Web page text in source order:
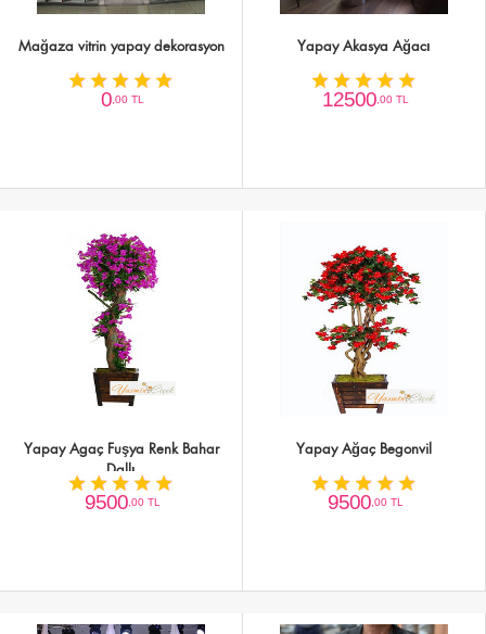
Mağaza vitrin yapay dekorasyon
0,00 TL
Yapay Akasya Ağacı
12500,00 TL
Yapay Agaç Fuşya Renk Bahar
Dallı
9500,00 TL
Yapay Ağaç Begonvil
9500,00 TL